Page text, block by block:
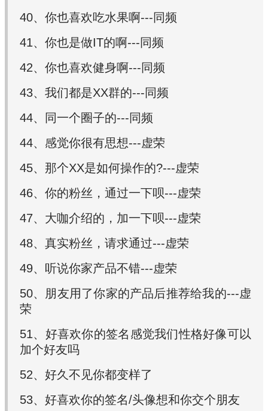
40、你也喜欢吃水果啊---同频
41、你也是做IT的啊---同频
42、你也喜欢健身啊---同频
43、我们都是XX群的---同频
44、同一个圈子的---同频
44、感觉你很有思想---虚荣
45、那个XX是如何操作的?---虚荣
46、你的粉丝，通过一下呗---虚荣
47、大咖介绍的，加一下呗---虚荣
48、真实粉丝，请求通过---虚荣
49、听说你家产品不错---虚荣
50、朋友用了你家的产品后推荐给我的---虚
荣
51、好喜欢你的签名感觉我们性格好像可以
加个好友吗
52、好久不见你都变样了
53、好喜欢你的签名/头像想和你交个朋友